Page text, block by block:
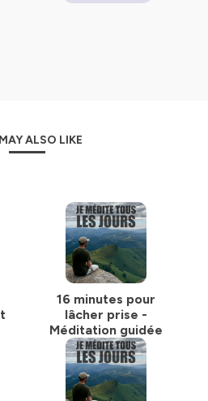
ALSO LIKE
16 minutes pour
lâcher prise -
Méditation guidée